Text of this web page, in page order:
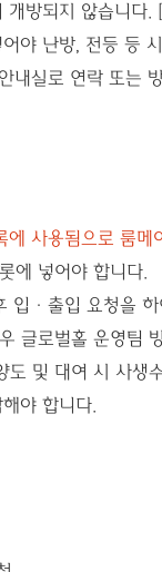
방되지 않습니다.
야 난방, 전등 등
내실로 연락 또는
사용됨으로 룸
에 넣어야 합니다.
입·출입 요청을 하
글로벌홀 운영팀
및 대여 시 사생
야 합니다.